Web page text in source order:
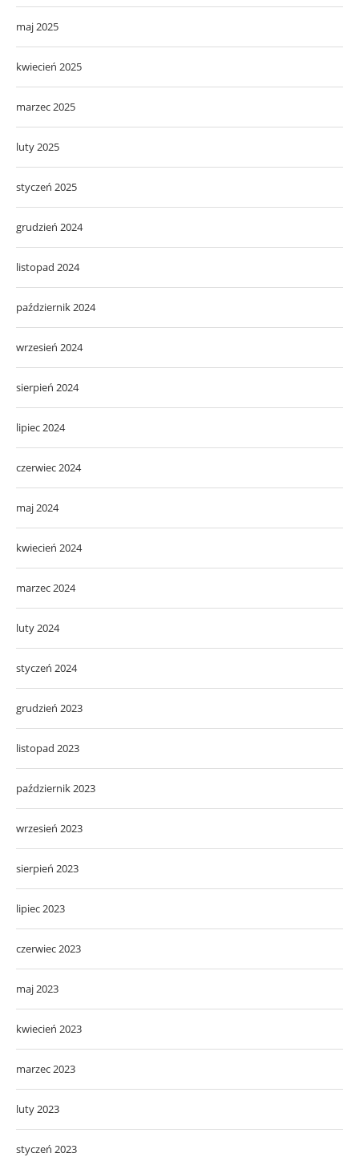
maj 2025
kwiecień 2025
marzec 2025
luty 2025
styczeń 2025
grudzień 2024
listopad 2024
październik 2024
wrzesień 2024
sierpień 2024
lipiec 2024
czerwiec 2024
maj 2024
kwiecień 2024
marzec 2024
luty 2024
styczeń 2024
grudzień 2023
listopad 2023
październik 2023
wrzesień 2023
sierpień 2023
lipiec 2023
czerwiec 2023
maj 2023
kwiecień 2023
marzec 2023
luty 2023
styczeń 2023